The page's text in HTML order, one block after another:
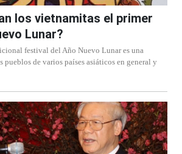
los vietnamitas el primer
Lunar?
festival del Año Nuevo Lunar es una
pueblos de varios países asiáticos en general y